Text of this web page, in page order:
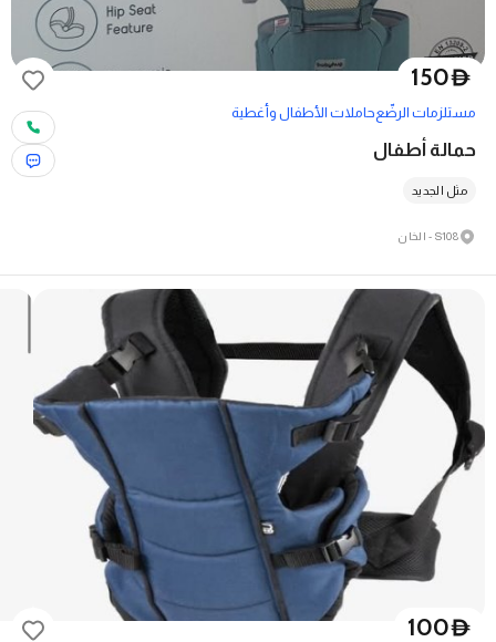
D
150
مستلزمات الرضّعحاملات الأطفال وأغطية
حمالة أطفال
مثل الجديد
S108 - الخان
D
100